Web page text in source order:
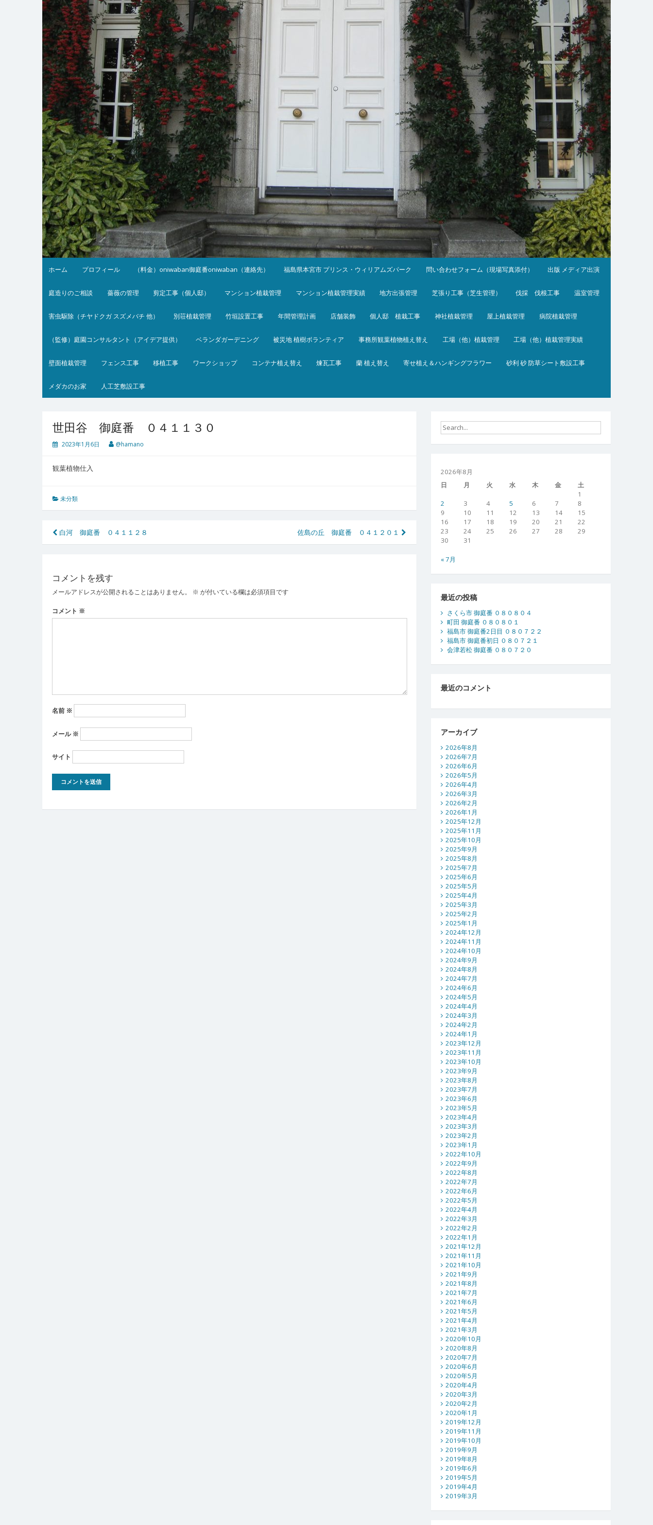
ホーム プロフィール （料金）oniwaban御庭番oniwaban（連絡先） 福島県本宮市 プリンス・ウィリアムズパーク 問い合わせフォーム（現場写真添付） 出版 メディア出演
庭造りのご相談 薔薇の管理 剪定工事（個人邸） マンション植栽管理 マンション植栽管理実績 地方出張管理 芝張り工事（芝生管理） 伐採 伐根工事 温室管理
害虫駆除（チヤドクガ スズメバチ 他） 別荘植栽管理 竹垣設置工事 年間管理計画 店舗装飾 個人邸 植栽工事 神社植栽管理 屋上植栽管理 病院植栽管理
（監修）庭園コンサルタント（アイデア提供） ベランダガーデニング 被災地 植樹ボランティア 事務所観葉植物植え替え 工場（他）植栽管理 工場（他）植栽管理実績
壁面植栽管理 フェンス工事 移植工事 ワークショップ コンテナ植え替え 煉瓦工事 蘭 植え替え 寄せ植え＆ハンギングフラワー 砂利 砂 防草シート敷設工事
メダカのお家 人工芝敷設工事
世田谷 御庭番 ０４１１３０
2023年1月6日 @hamano
観葉植物仕入
未分類
投
稿
ビ
ゲ
ー
白河 御庭番 ０４１１２８ 佐島の丘 御庭番 ０４１２０１
コメントを残す
メールアドレスが公開されることはありません。 ※ が付いている欄は必須項目です
コメント ※
名前 ※
メール ※
サイト
2026年8月
日
月 火 水 木 金
土
1
2
3 4 5 6 7
8
9
10 11 12 13 14
15
16
17 18 19 20 21
22
23
24 25 26 27 28
29
30
31
« 7月
最近の投稿
さくら市 御庭番 ０８０８０４
町田 御庭番 ０８０８０１
福島市 御庭番2日目 ０８０７２２
福島市 御庭番初日 ０８０７２１
会津若松 御庭番 ０８０７２０
最近のコメント
アーカイブ
2026年8月
2026年7月
2026年6月
2026年5月
2026年4月
2026年3月
2026年2月
2026年1月
2025年12月
2025年11月
2025年10月
2025年9月
2025年8月
2025年7月
2025年6月
2025年5月
2025年4月
2025年3月
2025年2月
2025年1月
2024年12月
2024年11月
2024年10月
2024年9月
2024年8月
2024年7月
2024年6月
2024年5月
2024年4月
2024年3月
2024年2月
2024年1月
2023年12月
2023年11月
2023年10月
2023年9月
2023年8月
2023年7月
2023年6月
2023年5月
2023年4月
2023年3月
2023年2月
2023年1月
2022年10月
2022年9月
2022年8月
2022年7月
2022年6月
2022年5月
2022年4月
2022年3月
2022年2月
2022年1月
2021年12月
2021年11月
2021年10月
2021年9月
2021年8月
2021年7月
2021年6月
2021年5月
2021年4月
2021年3月
2020年10月
2020年8月
2020年7月
2020年6月
2020年5月
2020年4月
2020年3月
2020年2月
2020年1月
2019年12月
2019年11月
2019年10月
2019年9月
2019年8月
2019年6月
2019年5月
2019年4月
2019年3月